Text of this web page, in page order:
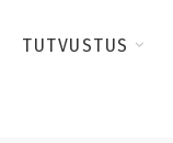
TUTVUSTUS